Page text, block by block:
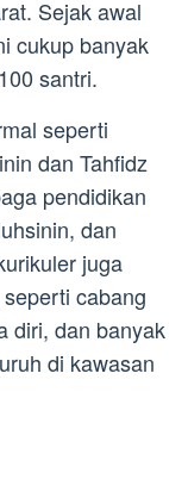
Sejak awal
cukup banyak
santri.
seperti
dan Tahfidz
pendidikan
dan
juga
cabang
diri, dan banyak
di kawasan